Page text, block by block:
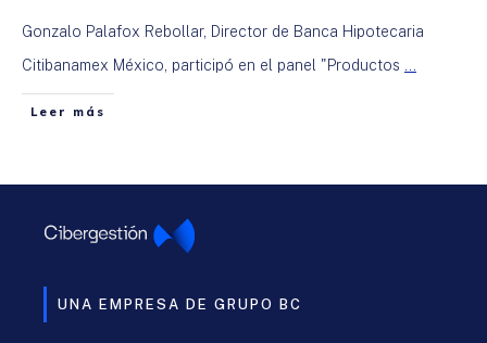
Gonzalo Palafox Rebollar, Director de Banca Hipotecaria
Citibanamex México, participó en el panel "Productos ...
Leer más
UNA EMPRESA DE GRUPO BC